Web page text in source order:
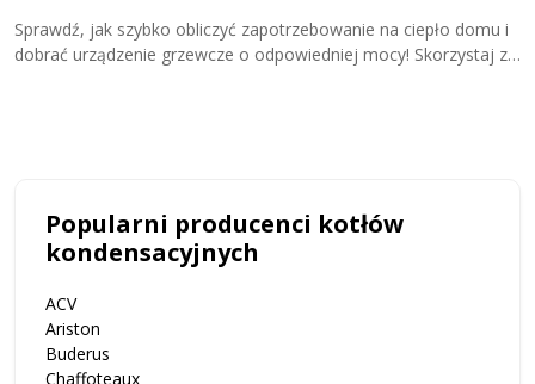
Sprawdź, jak szybko obliczyć zapotrzebowanie na ciepło domu i
dobrać urządzenie grzewcze o odpowiedniej mocy! Skorzystaj z
Popularni producenci kotłów
kondensacyjnych
ACV
Ariston
Buderus
Chaffoteaux